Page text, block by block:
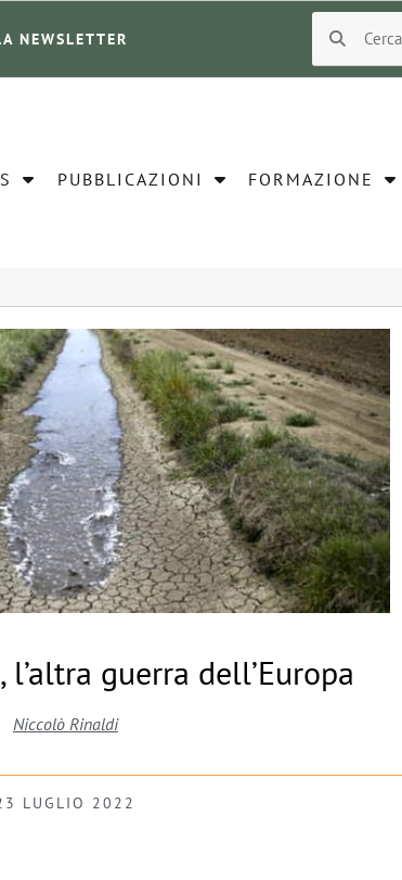
NEWSLETTER
PUBBLICAZIONI FORMAZIONE
guerra dell’Europa
Niccolò Rinaldi
LUGLIO 2022